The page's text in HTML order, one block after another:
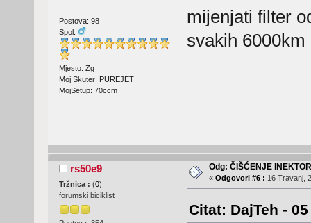
Postova: 98
Spol:
Mjesto: Zg
Moj Skuter: PUREJET
MojSetup: 70ccm
mijenjati filter
svakih
rs50e9
Tržnica : (0)
forumski biciklist
Odg: ČIŠĆENJE
« Odgovori #6 : 16 Travanj,
Citat: DajTeh -